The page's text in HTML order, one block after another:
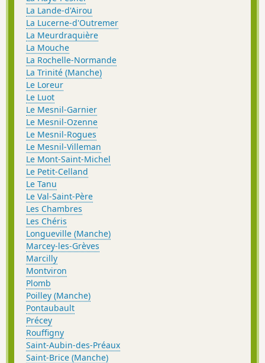
La Lande-d'Airou
La Lucerne-d'Outremer
La Meurdraquière
La Mouche
La Rochelle-Normande
La Trinité (Manche)
Le Loreur
Le Luot
Le Mesnil-Garnier
Le Mesnil-Ozenne
Le Mesnil-Rogues
Le Mesnil-Villeman
Le Mont-Saint-Michel
Le Petit-Celland
Le Tanu
Le Val-Saint-Père
Les Chambres
Les Chéris
Longueville (Manche)
Marcey-les-Grèves
Marcilly
Montviron
Plomb
Poilley (Manche)
Pontaubault
Précey
Rouffigny
Saint-Aubin-des-Préaux
Saint-Brice (Manche)